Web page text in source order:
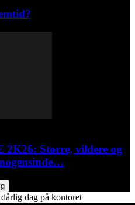
2K26: Større, vildere og
dag på kontoret